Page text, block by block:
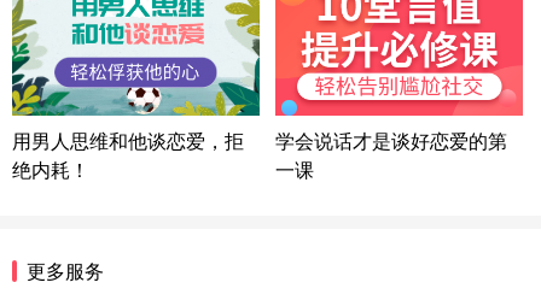
湖北-武汉 135****7410
41分钟前
微信用户 困困魚? 通过此页面咨询，已获得专属情感
方案
陕西-西安 139****6283
3分钟前
情感方案
浙江-宁波 150****8921
用男人思维和他谈恋爱，拒
绝内耗！
学会说话才是谈好恋爱的第
一课
更多服务